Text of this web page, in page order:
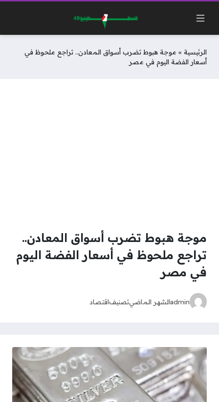
الرئيسية » موجة هبوط تضرب أسواق المعادن.. تراجع ملحوظ في
أسعار الفضة اليوم في مصر
موجة هبوط تضرب أسواق المعادن..
تراجع ملحوظ في أسعار الفضة اليوم
في مصر
adminالشهر الماضيتصنيفاقتصاد